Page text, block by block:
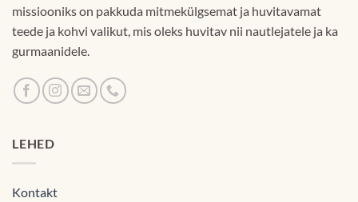
missiooniks on pakkuda mitmekülgsemat ja huvitavamat
teede ja kohvi valikut, mis oleks huvitav nii nautlejatele ja ka
gurmaanidele.
LEHED
Kontakt